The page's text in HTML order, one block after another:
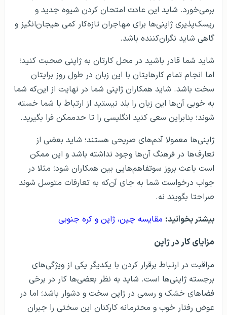
برمی‌خورد. شاید این عادت امتحان کردن شیوه جدید و
ریسک‌پذیری ژاپنی‌ها برای مهاجران تازه‌کار کمی هیجان‌انگیز و
گاهی شاید نگران‌کننده باشد.
شاید شما قادر باشید در محل کارتان به ژاپنی صحبت کنید؛
اما انجام تمام کارهایتان با این زبان در طول روز برایتان
سخت باشد. شاید همکاران ژاپنی شما در نهایت از این‌که شما
به خوبی آن‌ها این زبان را بلد نیستید از ارتباط با شما خسته
شوند؛ بنابراین سعی کنید انگلیسی را تا حدممکن فرا بگیرید.
ژاپنی‌ها معمولا آدم‌های صریحی هستند؛ شاید بعضی از
تعارف‌ها در فرهنگ آن‌ها وجود نداشته باشد و این ممکن
است باعث بروز سوتفاهم‌هایی بین همکاران شود؛ مثلا در
جواب درخواست شما به جای آن‌که به تعارفات متوسل شوند
صراحتا بگویند نه.
بیشتر بخوانید: مقایسه چین، ژاپن و کره جنوبی
مزایای کار در ژاپن
مراقبت در ارتباط برقرار کردن با یکدیگر یکی از ویژگی‌های
برجسته ژاپنی‌ها است. شاید به نظر بعضی‌ها کار در برخی
فضاهای خشک و رسمی در ژاپن سخت و دشوار باشد؛ اما در
عوض رفتار خوب و محترمانه کارکنان این سختی را جبران